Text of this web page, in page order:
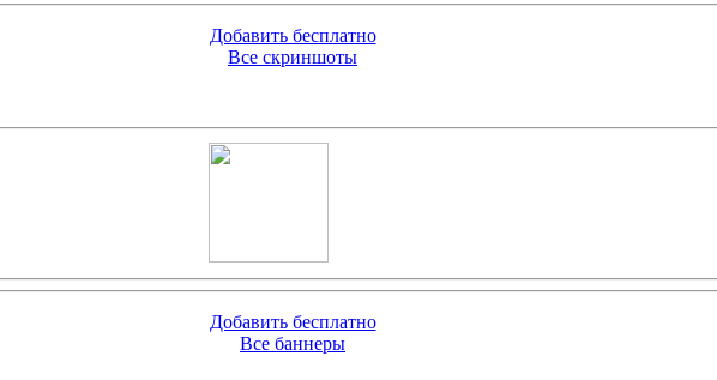
Добавить бесплатно
Все скриншоты
Добавить бесплатно
Все баннеры